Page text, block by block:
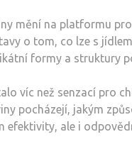
mění na platformu
o tom, co lze s
formy a struktury
víc než senzací pro
pocházejí, jakým
efektivity, ale i